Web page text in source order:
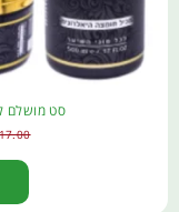
סט מושלם